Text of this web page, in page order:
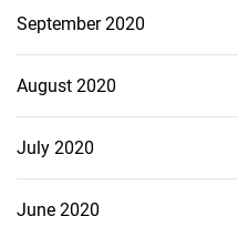
September 2020
August 2020
July 2020
June 2020